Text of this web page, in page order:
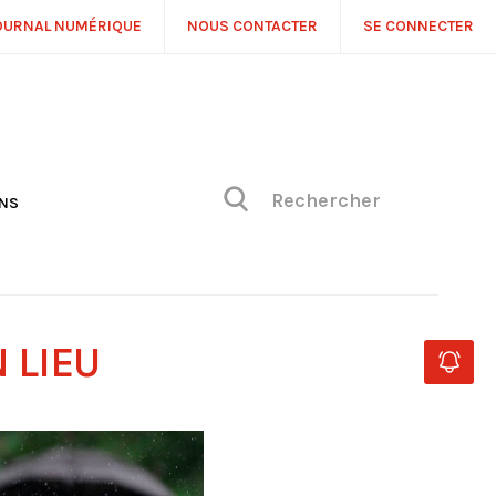
NUMÉRIQUE NOUS CONTACTER SE CONNECTER
LIEU